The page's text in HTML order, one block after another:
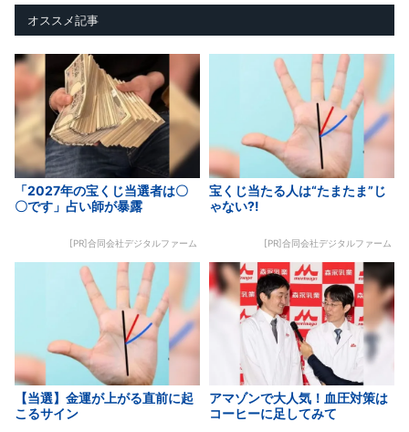
オススメ記事
「2027年の宝くじ当選者は〇
〇です」占い師が暴露
[PR]合同会社デジタルファーム
宝くじ当たる人は“たまたま”じ
ゃない?!
[PR]合同会社デジタルファーム
【当選】金運が上がる直前に起
こるサイン
アマゾンで大人気！血圧対策は
コーヒーに足してみて